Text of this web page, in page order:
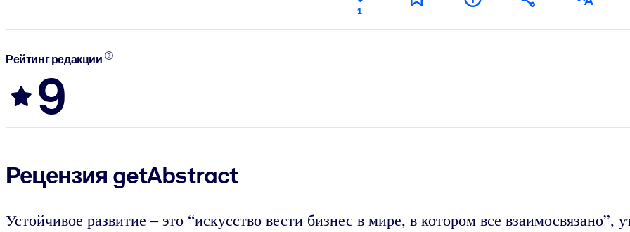
1
Рейтинг редакции
9
Рецензия getAbstract
Устойчивое развитие – это “искусство вести бизнес в мире, в котором все